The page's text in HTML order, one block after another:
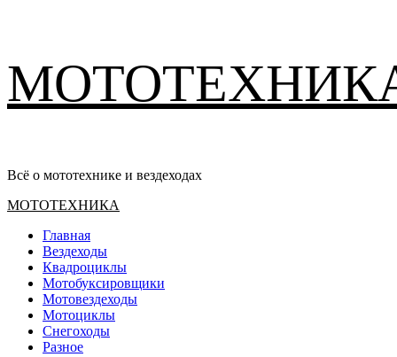
содержимому
Всё о мототехнике и вездеходах
Основное
МОТОТЕХНИКА
Главная
Вездеходы
Квадроциклы
Мотобуксировщики
Мотовездеходы
Мотоциклы
Снегоходы
Разное